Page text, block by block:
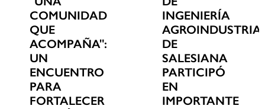
COMUNIDAD
QUE
ACOMPAÑA":
UN
ENCUENTRO
PARA
FORTALECER
INGENIERÍA
DE
SALESIANA
PARTICIPÓ
EN
IMPORTANTE